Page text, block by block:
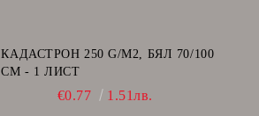
КАДАСТРОН 250 G/M2, БЯЛ 70/100
СМ - 1 ЛИСТ
€0.77 1.51лв.